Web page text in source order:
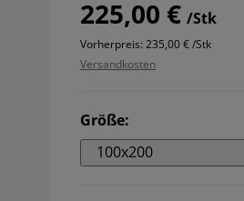
225,00 € /Stk
Vorherpreis: 235,00 € /Stk
Versandkosten
Größe:
100x200